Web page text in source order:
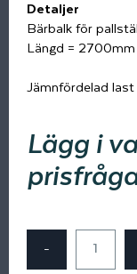
Detaljer
Bärbalk för
Längd = 2700mm
Jämnfördelad
Lägg i
-